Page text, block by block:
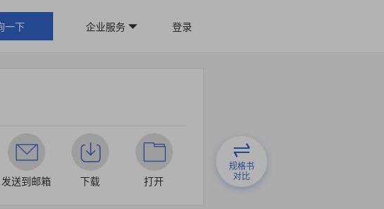
一下 企业服务 登录
发送到邮箱 下载 打开
规格书
对比